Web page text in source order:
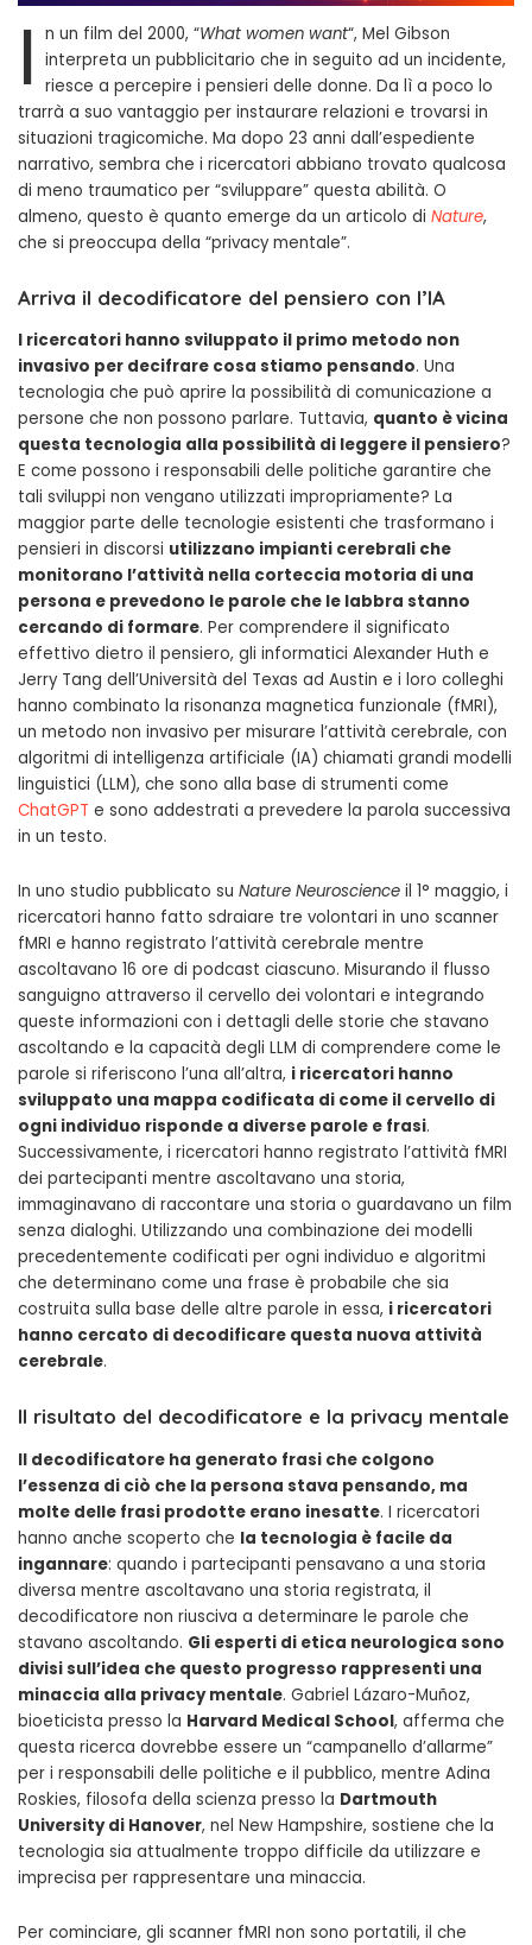
I n un film del 2000, “What women want“, Mel Gibson
interpreta un pubblicitario che in seguito ad un incidente,
riesce a percepire i pensieri delle donne. Da lì a poco lo
trarrà a suo vantaggio per instaurare relazioni e trovarsi in
situazioni tragicomiche. Ma dopo 23 anni dall’espediente
narrativo, sembra che i ricercatori abbiano trovato qualcosa
di meno traumatico per “sviluppare” questa abilità. O
almeno, questo è quanto emerge da un articolo di Nature,
che si preoccupa della “privacy mentale”.
Arriva il decodificatore del pensiero con l’IA
I ricercatori hanno sviluppato il primo metodo non
invasivo per decifrare cosa stiamo pensando. Una
tecnologia che può aprire la possibilità di comunicazione a
persone che non possono parlare. Tuttavia, quanto è vicina
questa tecnologia alla possibilità di leggere il pensiero?
E come possono i responsabili delle politiche garantire che
tali sviluppi non vengano utilizzati impropriamente? La
maggior parte delle tecnologie esistenti che trasformano i
pensieri in discorsi utilizzano impianti cerebrali che
monitorano l’attività nella corteccia motoria di una
persona e prevedono le parole che le labbra stanno
cercando di formare. Per comprendere il significato
effettivo dietro il pensiero, gli informatici Alexander Huth e
Jerry Tang dell’Università del Texas ad Austin e i loro colleghi
hanno combinato la risonanza magnetica funzionale (fMRI),
un metodo non invasivo per misurare l’attività cerebrale, con
algoritmi di intelligenza artificiale (IA) chiamati grandi modelli
linguistici (LLM), che sono alla base di strumenti come
ChatGPT e sono addestrati a prevedere la parola successiva
in un testo.
In uno studio pubblicato su Nature Neuroscience il 1° maggio, i
ricercatori hanno fatto sdraiare tre volontari in uno scanner
fMRI e hanno registrato l’attività cerebrale mentre
ascoltavano 16 ore di podcast ciascuno. Misurando il flusso
sanguigno attraverso il cervello dei volontari e integrando
queste informazioni con i dettagli delle storie che stavano
ascoltando e la capacità degli LLM di comprendere come le
parole si riferiscono l’una all’altra, i ricercatori hanno
sviluppato una mappa codificata di come il cervello di
ogni individuo risponde a diverse parole e frasi.
Successivamente, i ricercatori hanno registrato l’attività fMRI
dei partecipanti mentre ascoltavano una storia,
immaginavano di raccontare una storia o guardavano un film
senza dialoghi. Utilizzando una combinazione dei modelli
precedentemente codificati per ogni individuo e algoritmi
che determinano come una frase è probabile che sia
costruita sulla base delle altre parole in essa, i ricercatori
hanno cercato di decodificare questa nuova attività
cerebrale.
Il risultato del decodificatore e la privacy mentale
Il decodificatore ha generato frasi che colgono
l’essenza di ciò che la persona stava pensando, ma
molte delle frasi prodotte erano inesatte. I ricercatori
hanno anche scoperto che la tecnologia è facile da
ingannare: quando i partecipanti pensavano a una storia
diversa mentre ascoltavano una storia registrata, il
decodificatore non riusciva a determinare le parole che
stavano ascoltando. Gli esperti di etica neurologica sono
divisi sull’idea che questo progresso rappresenti una
minaccia alla privacy mentale. Gabriel Lázaro-Muñoz,
bioeticista presso la Harvard Medical School, afferma che
questa ricerca dovrebbe essere un “campanello d’allarme”
per i responsabili delle politiche e il pubblico, mentre Adina
Roskies, filosofa della scienza presso la Dartmouth
University di Hanover, nel New Hampshire, sostiene che la
tecnologia sia attualmente troppo difficile da utilizzare e
imprecisa per rappresentare una minaccia.
Per cominciare, gli scanner fMRI non sono portatili, il che